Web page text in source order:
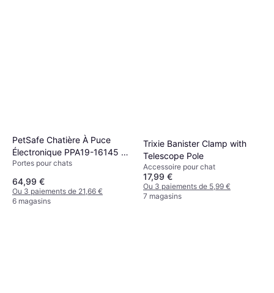
PetSafe Chatière À Puce
Électronique PPA19-16145 22
x 23.9 cm Installation Facile
Portes pour chats
64,99 €
Ou 3 paiements de 21,66 €
6 magasins
Trixie Banister Clamp with
Telescope Pole
Accessoire pour chat
17,99 €
Ou 3 paiements de 5,99 €
7 magasins